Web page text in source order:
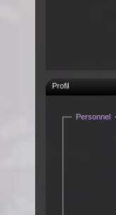
Profil
Personnel